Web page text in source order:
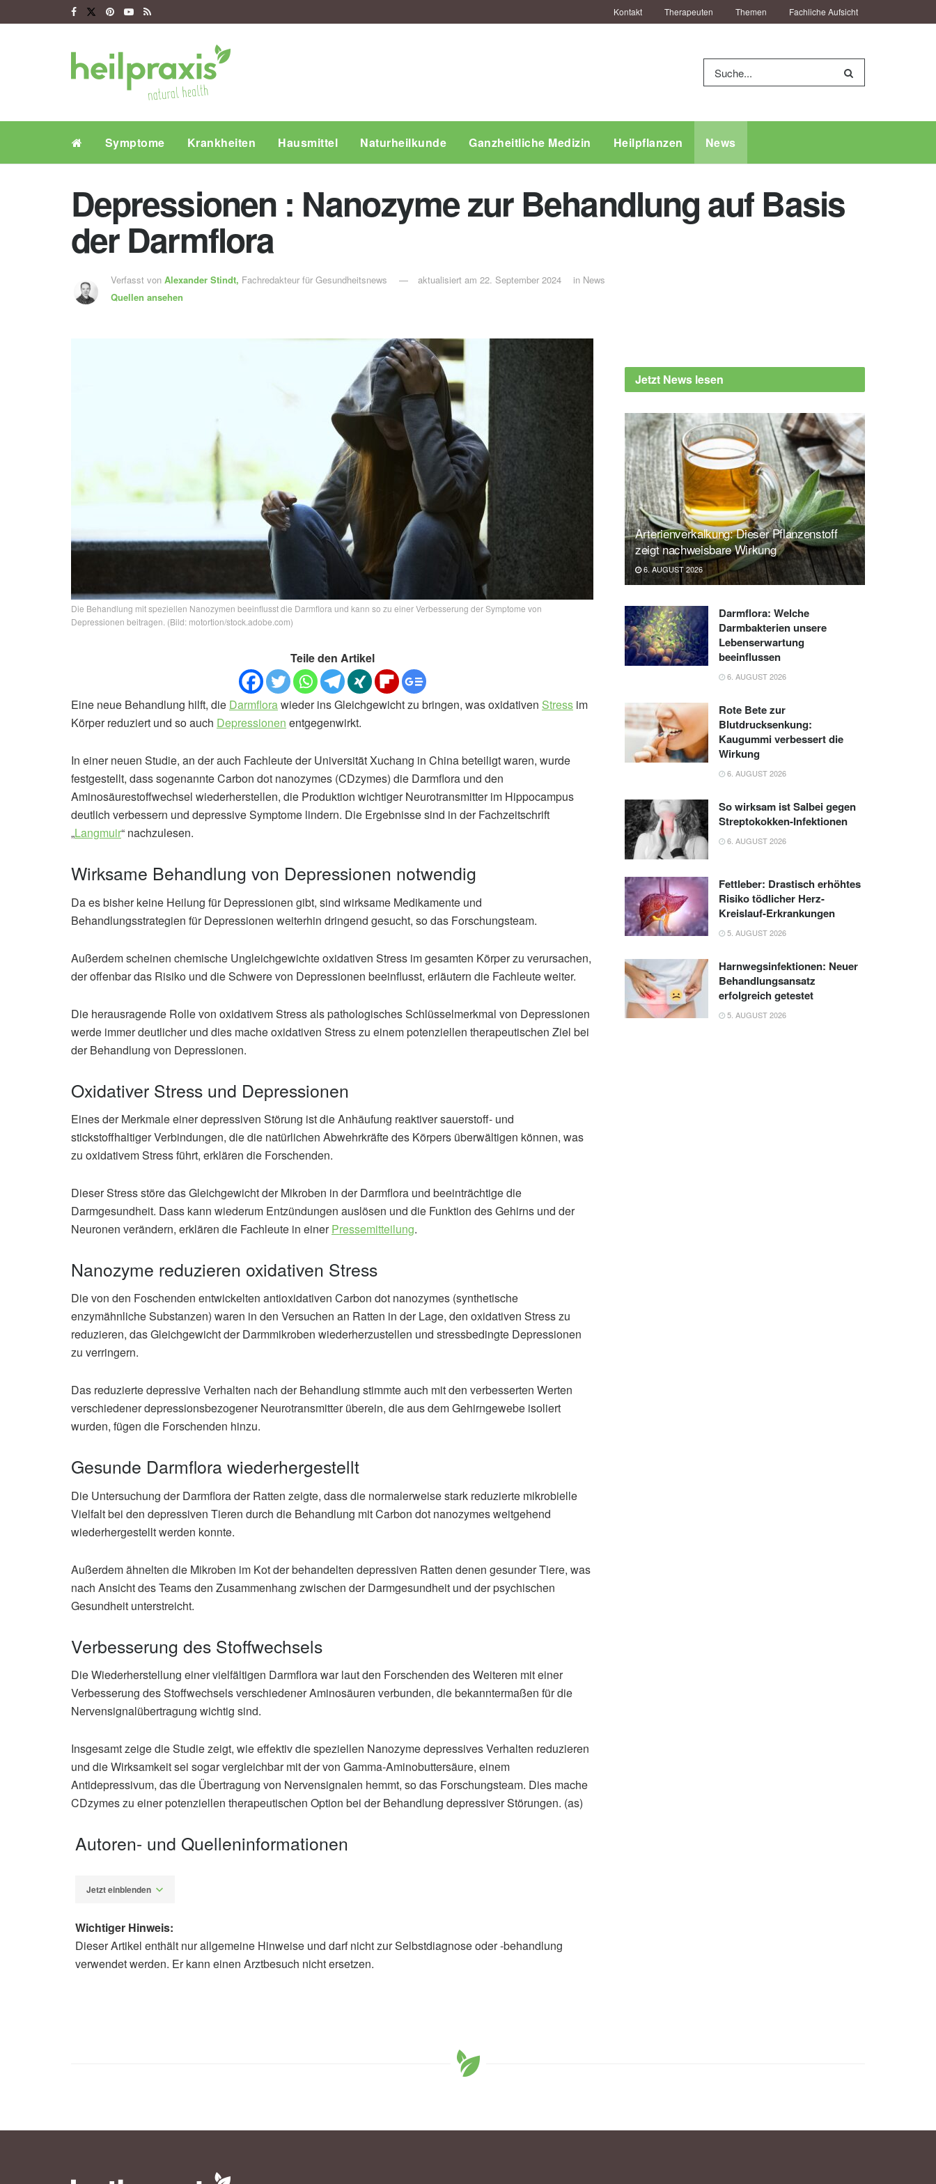
Kontakt Therapeuten Themen Fachliche Aufsicht
Symptome Krankheiten Hausmittel Naturheilkunde Ganzheitliche Medizin Heilpflanzen News
Depressionen : Nanozyme zur Behandlung auf Basis
der Darmflora
Verfasst von Alexander Stindt, Fachredakteur für Gesundheitsnews
Quellen ansehen
aktualisiert am 22. September 2024 in News
Die Behandlung mit speziellen Nanozymen beeinflusst die Darmflora und kann so zu einer Verbesserung der Symptome von
Depressionen beitragen. (Bild: motortion/stock.adobe.com)
Teile den Artikel
Eine neue Behandlung hilft, die Darmflorawieder ins Gleichgewicht zu bringen, was oxidativen Stress im
Körper reduziert und so auch Depressionen entgegenwirkt.
In einer neuen Studie, an der auch Fachleute der Universität Xuchang in China beteiligt waren, wurde
festgestellt, dass sogenannte Carbon dot nanozymes (CDzymes) die Darmflora und den
Aminosäurestoffwechsel wiederherstellen, die Produktion wichtiger Neurotransmitter im Hippocampus
deutlich verbessern und depressive Symptome lindern. Die Ergebnisse sind in der Fachzeitschrift
„Langmuir“ nachzulesen.
Wirksame Behandlung von Depressionen notwendig
Da es bisher keine Heilung für Depressionen gibt, sind wirksame Medikamente und
Behandlungsstrategien für Depressionen weiterhin dringend gesucht, so das Forschungsteam.
Außerdem scheinen chemische Ungleichgewichte oxidativen Stress im gesamten Körper zu verursachen,
der offenbar das Risiko und die Schwere von Depressionen beeinflusst, erläutern die Fachleute weiter.
Die herausragende Rolle von oxidativem Stress als pathologisches Schlüsselmerkmal von Depressionen
werde immer deutlicher und dies mache oxidativen Stress zu einem potenziellen therapeutischen Ziel bei
der Behandlung von Depressionen.
Oxidativer Stress und Depressionen
Eines der Merkmale einer depressiven Störung ist die Anhäufung reaktiver sauerstoff- und
stickstoffhaltiger Verbindungen, die die natürlichen Abwehrkräfte des Körpers überwältigen können, was
zu oxidativem Stress führt, erklären die Forschenden.
Dieser Stress störe das Gleichgewicht der Mikroben in der Darmflora und beeinträchtige die
Darmgesundheit. Dass kann wiederum Entzündungen auslösen und die Funktion des Gehirns und der
Neuronen verändern, erklären die Fachleute in einerPressemitteilung.
Nanozyme reduzieren oxidativen Stress
Die von den Foschenden entwickelten antioxidativen Carbon dot nanozymes (synthetische
enzymähnliche Substanzen) waren in den Versuchen an Ratten in der Lage, den oxidativen Stress zu
reduzieren, das Gleichgewicht der Darmmikroben wiederherzustellen und stressbedingte Depressionen
zu verringern.
Das reduzierte depressive Verhalten nach der Behandlung stimmte auch mit den verbesserten Werten
verschiedener depressionsbezogener Neurotransmitter überein, die aus dem Gehirngewebe isoliert
wurden, fügen die Forschenden hinzu.
Gesunde Darmflora wiederhergestellt
Die Untersuchung der Darmflora der Ratten zeigte, dass die normalerweise stark reduzierte mikrobielle
Vielfalt bei den depressiven Tieren durch die Behandlung mit Carbon dot nanozymes weitgehend
wiederhergestellt werden konnte.
Außerdem ähnelten die Mikroben im Kot der behandelten depressiven Ratten denen gesunder Tiere, was
nach Ansicht des Teams den Zusammenhang zwischen der Darmgesundheit und der psychischen
Gesundheit unterstreicht.
Verbesserung des Stoffwechsels
Die Wiederherstellung einer vielfältigen Darmflora war laut den Forschenden des Weiteren mit einer
Verbesserung des Stoffwechsels verschiedener Aminosäuren verbunden, die bekanntermaßen für die
Nervensignalübertragung wichtig sind.
Insgesamt zeige die Studie zeigt, wie effektiv die speziellen Nanozyme depressives Verhalten reduzieren
und die Wirksamkeit sei sogar vergleichbar mit der von Gamma-Aminobuttersäure, einem
Antidepressivum, das die Übertragung von Nervensignalen hemmt, so das Forschungsteam. Dies mache
CDzymes zu einer potenziellen therapeutischen Option bei der Behandlung depressiver Störungen. (as)
Autoren- und Quelleninformationen
Jetzt einblenden
Alexander Stindt
Wichtiger Hinweis:
Dieser Artikel enthält nur allgemeine Hinweise und darf nicht zur Selbstdiagnose oder -behandlung
verwendet werden. Er kann einen Arztbesuch nicht ersetzen.
Jetzt News lesen
Arterienverkalkung: Dieser Pflanzenstoff
zeigt nachweisbare Wirkung
6. AUGUST 2026
Darmflora: Welche
Darmbakterien unsere
Lebenserwartung
beeinflussen
6. AUGUST 2026
Rote Bete zur
Blutdrucksenkung:
Kaugummi verbessert die
Wirkung
6. AUGUST 2026
So wirksam ist Salbei gegen
Streptokokken-Infektionen
6. AUGUST 2026
Fettleber: Drastisch erhöhtes
Risiko tödlicher Herz-
Kreislauf-Erkrankungen
5. AUGUST 2026
Harnwegsinfektionen: Neuer
Behandlungsansatz
erfolgreich getestet
5. AUGUST 2026